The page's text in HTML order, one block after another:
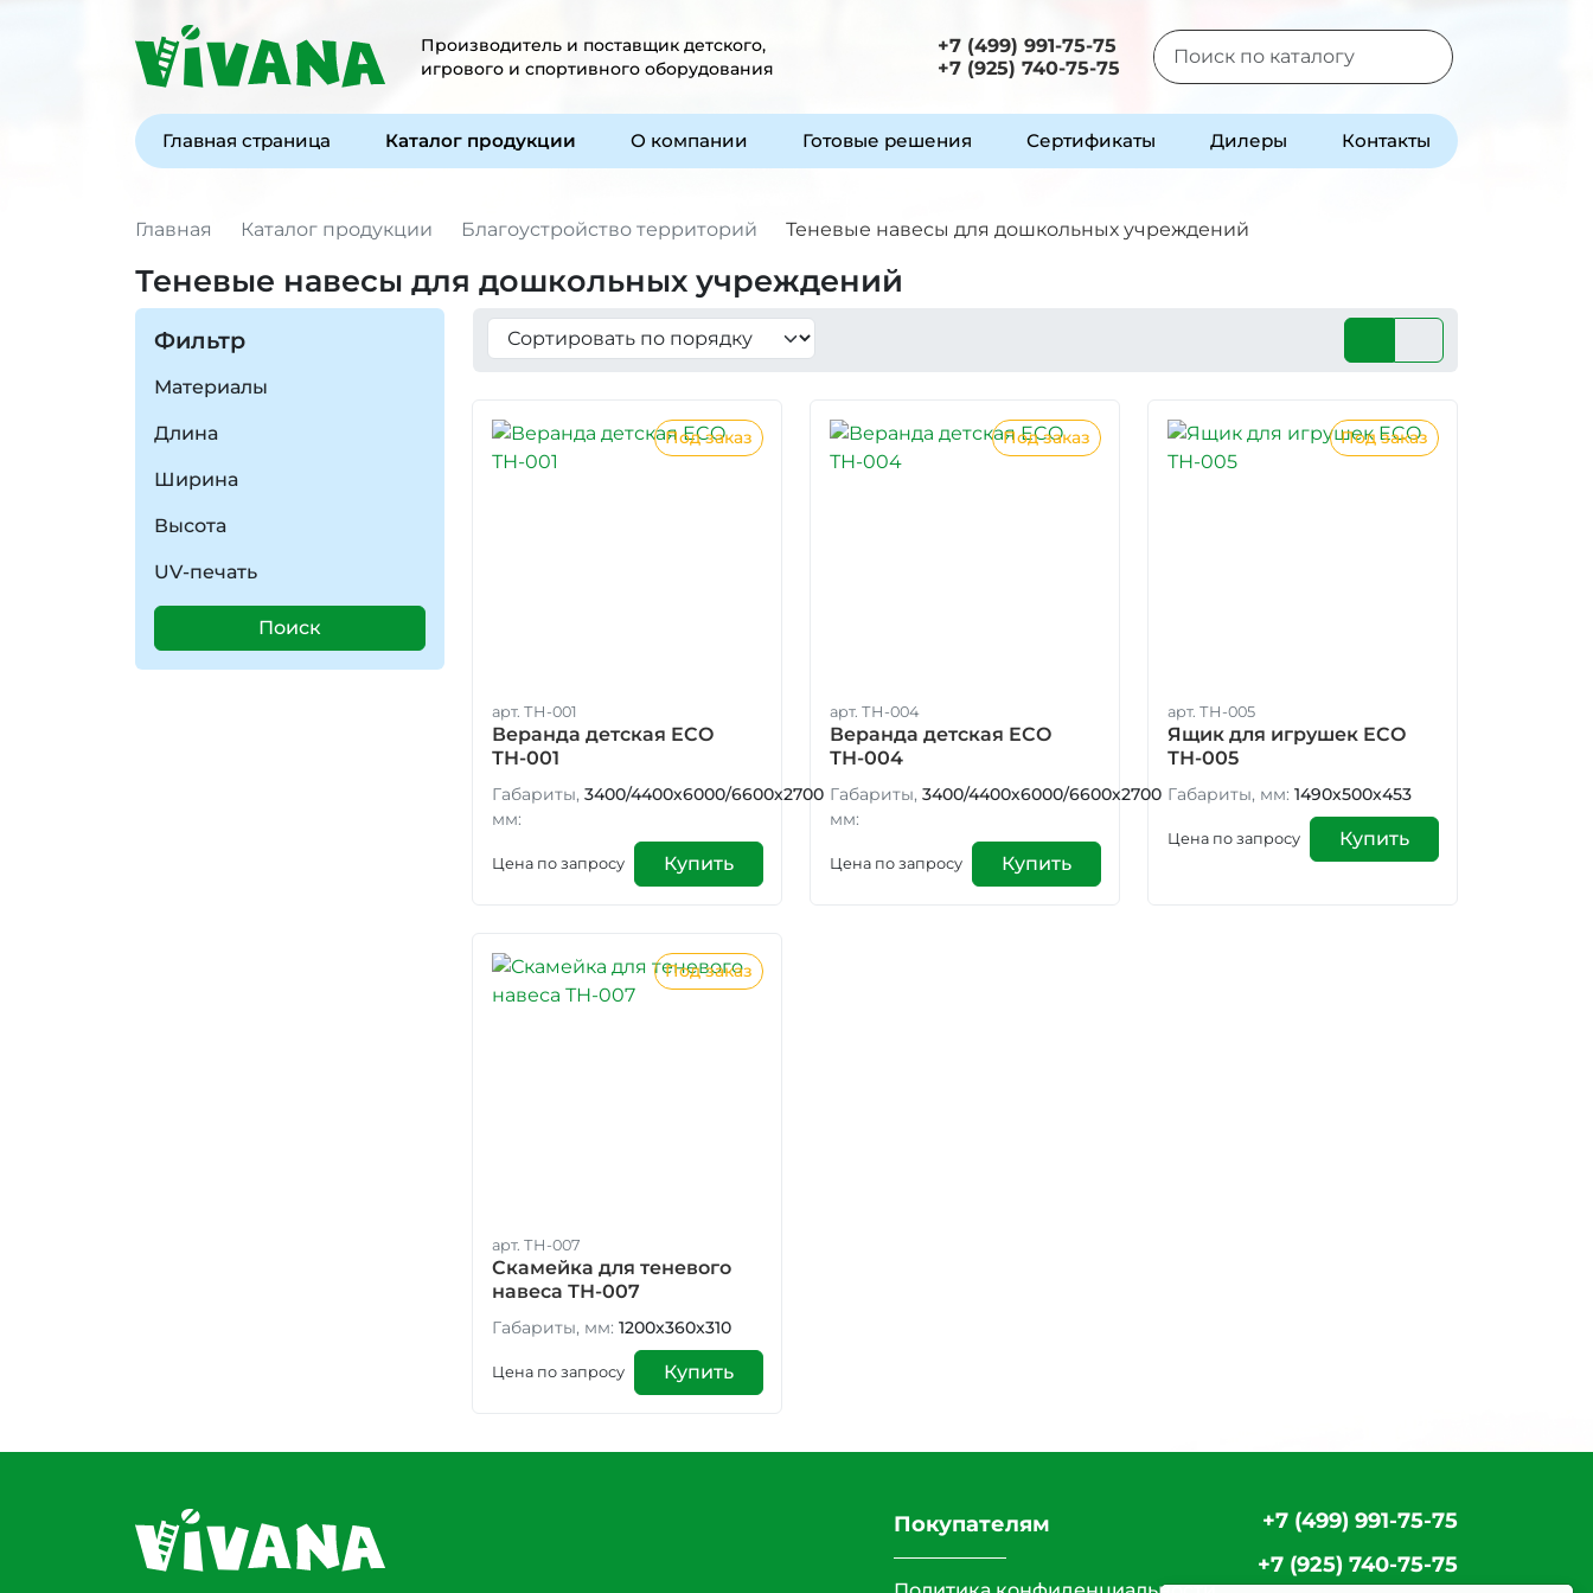
Производитель и поставщик детского,
игрового и спортивного оборудования
+7 (499) 991-75-75
+7 (925) 740-75-75
Главная страница Каталог продукции О компании Готовые решения Сертификаты Дилеры Контакты
Главная Каталог продукции Благоустройство территорий Теневые навесы для дошкольных учреждений
Теневые навесы для дошкольных учреждений
Фильтр
Материалы
Длина
Ширина
Высота
UV-печать
Поиск
Под заказ
арт. ТН-001
Веранда детская ECO
ТН-001
Габариты,
мм:
3400/4400х6000/6600х2700
Цена по запросу Купить
Под заказ
арт. ТН-004
Веранда детская ECO
ТН-004
Габариты,
мм:
3400/4400х6000/6600х2700
Цена по запросу Купить
Под заказ
арт. ТН-005
Ящик для игрушек ECO
ТН-005
Габариты, мм: 1490х500х453
Цена по запросу Купить
Под заказ
арт. ТН-007
Скамейка для теневого
навеса ТН-007
Габариты, мм: 1200x360x310
Цена по запросу Купить
Покупателям
+7 (499) 991-75-75
+7 (925) 740-75-75